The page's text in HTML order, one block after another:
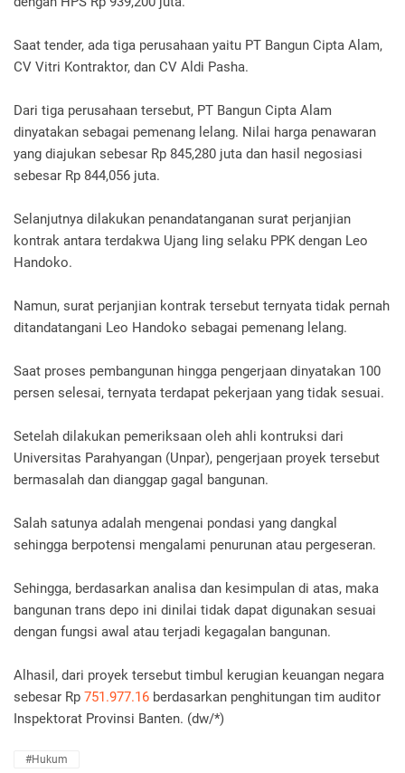
Saat tender, ada tiga perusahaan yaitu PT Bangun Cipta Alam,
CV Vitri Kontraktor, dan CV Aldi Pasha.
Dari tiga perusahaan tersebut, PT Bangun Cipta Alam
dinyatakan sebagai pemenang lelang. Nilai harga penawaran
yang diajukan sebesar Rp 845,280 juta dan hasil negosiasi
sebesar Rp 844,056 juta.
Selanjutnya dilakukan penandatanganan surat perjanjian
kontrak antara terdakwa Ujang Iing selaku PPK dengan Leo
Handoko.
Namun, surat perjanjian kontrak tersebut ternyata tidak pernah
ditandatangani Leo Handoko sebagai pemenang lelang.
Saat proses pembangunan hingga pengerjaan dinyatakan 100
persen selesai, ternyata terdapat pekerjaan yang tidak sesuai.
Setelah dilakukan pemeriksaan oleh ahli kontruksi dari
Universitas Parahyangan (Unpar), pengerjaan proyek tersebut
bermasalah dan dianggap gagal bangunan.
Salah satunya adalah mengenai pondasi yang dangkal
sehingga berpotensi mengalami penurunan atau pergeseran.
Sehingga, berdasarkan analisa dan kesimpulan di atas, maka
bangunan trans depo ini dinilai tidak dapat digunakan sesuai
dengan fungsi awal atau terjadi kegagalan bangunan.
Alhasil, dari proyek tersebut timbul kerugian keuangan negara
sebesar Rp 751.977.16 berdasarkan penghitungan tim auditor
Inspektorat Provinsi Banten. (dw/*)
#Hukum